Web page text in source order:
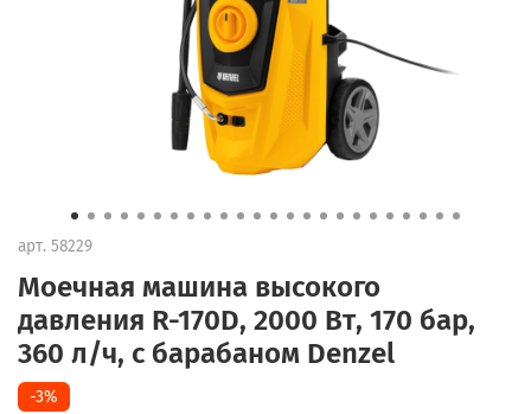
арт. 58229
Моечная машина высокого
давления R-170D, 2000 Вт, 170 бар,
360 л/ч, с барабаном Denzel
-3%